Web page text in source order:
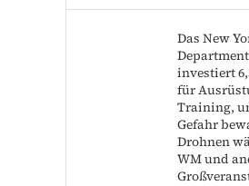
Das New
investiert
für
Training,
Gefahr
Drohnen
WM und